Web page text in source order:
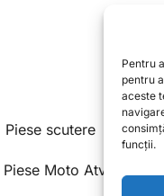
Pentru
pentru
aceste
funcții.
scutere
Moto Atv